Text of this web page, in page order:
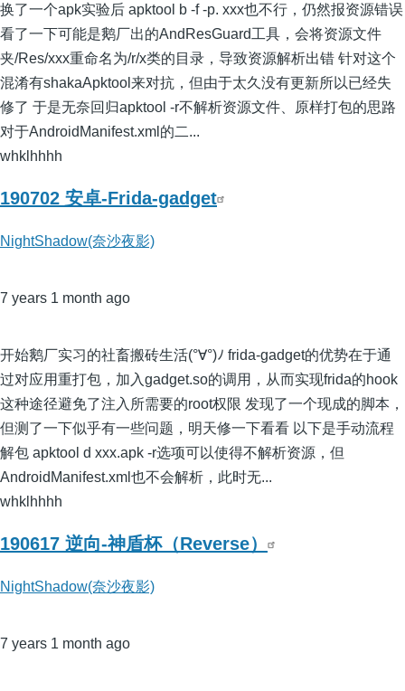
换了一个apk实验后 apktool b -f -p. xxx也不行，仍然报资源错误
看了一下可能是鹅厂出的AndResGuard工具，会将资源文件
夹/Res/xxx重命名为/r/x类的目录，导致资源解析出错 针对这个
混淆有shakaApktool来对抗，但由于太久没有更新所以已经失
修了 于是无奈回归apktool -r不解析资源文件、原样打包的思路
对于AndroidManifest.xml的二...
whklhhhh
190702 安卓-Frida-gadget
NightShadow(奈沙夜影)
7 years 1 month ago
开始鹅厂实习的社畜搬砖生活(°∀°)ﾉ frida-gadget的优势在于通
过对应用重打包，加入gadget.so的调用，从而实现frida的hook
这种途径避免了注入所需要的root权限 发现了一个现成的脚本，
但测了一下似乎有一些问题，明天修一下看看 以下是手动流程
解包 apktool d xxx.apk -r选项可以使得不解析资源，但
AndroidManifest.xml也不会解析，此时无...
whklhhhh
190617 逆向-神盾杯（Reverse）
NightShadow(奈沙夜影)
7 years 1 month ago